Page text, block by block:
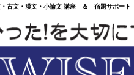
古文・漢文・小論文 講座 ＆ 宿題サポー